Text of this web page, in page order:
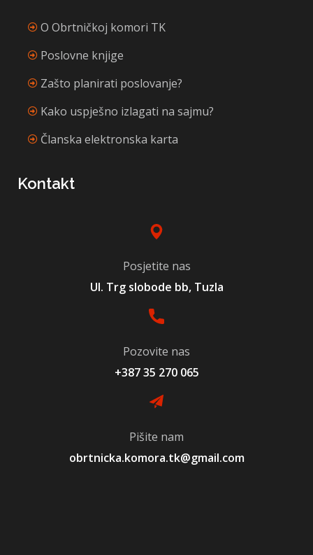
O Obrtničkoj komori TK
Poslovne knjige
Zašto planirati poslovanje?
Kako uspješno izlagati na sajmu?
Članska elektronska karta
Kontakt
Posjetite nas
Ul. Trg slobode bb, Tuzla
Pozovite nas
+387 35 270 065
Pišite nam
obrtnicka.komora.tk@gmail.com